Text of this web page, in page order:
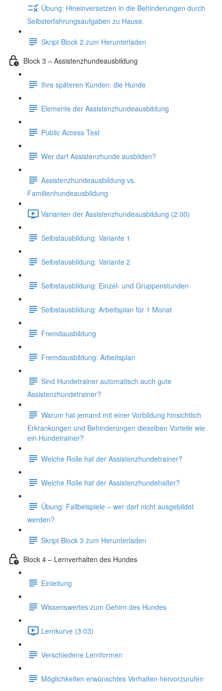
Übung: Hineinversetzen in die Behinderungen durch
Selbsterfahrungsaufgaben zu Hause.
Skript Block 2 zum Herunterladen
Block 3 – Assistenzhundeausbildung
Ihre späteren Kunden: die Hunde
Elemente der Assistenzhundeausbildung
Public Access Test
Wer darf Assistenzhunde ausbilden?
Assistenzhundeausbildung vs.
Familienhundeausbildung
Varianten der Assistenzhundeausbildung (2:00)
Selbstausbildung: Variante 1
Selbstausbildung: Variante 2
Selbstausbildung: Einzel- und Gruppenstunden
Selbstausbildung: Arbeitsplan für 1 Monat
Fremdausbildung
Fremdausbildung: Arbeitsplan
Sind Hundetrainer automatisch auch gute
Assistenzhundetrainer?
Warum hat jemand mit einer Vorbildung hinsichtlich
Erkrankungen und Behinderungen dieselben Vorteile wie
ein Hundetrainer?
Welche Rolle hat der Assistenzhundetrainer?
Welche Rolle hat der Assistenzhundehalter?
Übung: Fallbeispiele – wer darf nicht ausgebildet
werden?
Skript Block 3 zum Herunterladen
Block 4 – Lernverhalten des Hundes
Einleitung
Wissenswertes zum Gehirn des Hundes
Lernkurve (3:03)
Verschiedene Lernformen
Möglichkeiten erwünschtes Verhalten hervorzurufen